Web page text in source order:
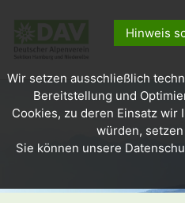
Hinweis
Wir setzen ausschließlich
Bereitstellung und
Cookies, zu deren Einsatz wir
würden,
Sie können unsere